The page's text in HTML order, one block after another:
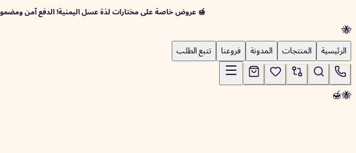
🍯 عروض خاصة على مختارات لذة عسل اليمنية! الدفع آمن ومضمون 📦
🐝
الرئيسية المنتجات المدونة فروعنا تتبع الطلب
🐝
🍯